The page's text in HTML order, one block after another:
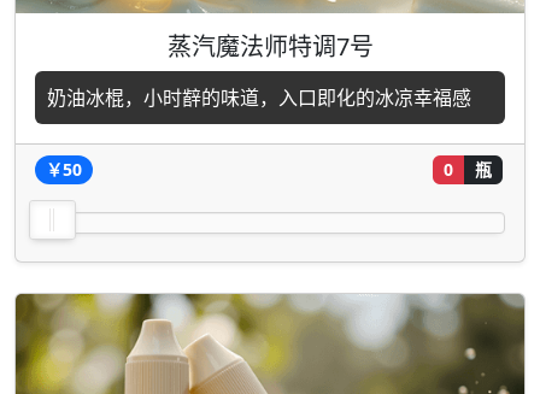
蒸汽魔法师特调7号
奶油冰棍，小时辪的味道，入口即化的冰凉幸福感
￥50 0 瓶